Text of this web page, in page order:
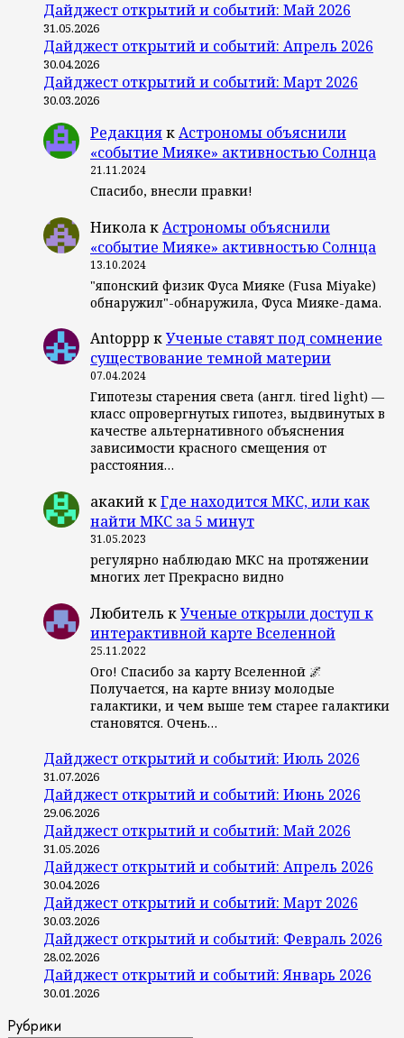
Дайджест открытий и событий: Май 2026
31.05.2026
Дайджест открытий и событий: Апрель 2026
30.04.2026
Дайджест открытий и событий: Март 2026
30.03.2026
РедакциякАстрономы объяснили
«событие Мияке» активностью Солнца
21.11.2024
Спасибо, внесли правки!
НиколакАстрономы объяснили
«событие Мияке» активностью Солнца
13.10.2024
"японский физик Фуса Мияке (Fusa Miyake)
обнаружил"-обнаружила, Фуса Мияке-дама.
Antoppp кУченые ставят под сомнение
существование темной материи
07.04.2024
Гипотезы старения света (англ. tired light) —
класс опровергнутых гипотез, выдвинутых в
качестве альтернативного объяснения
зависимости красного смещения от
расстояния…
акакийкГде находится МКС, или как
найти МКС за 5 минут
31.05.2023
регулярно наблюдаю МКС на протяжении
многих лет Прекрасно видно
Любитель кУченые открыли доступ к
интерактивной карте Вселенной
25.11.2022
Ого! Спасибо за карту Вселенной 🌌
Получается, на карте внизу молодые
галактики, и чем выше тем старее галактики
становятся. Очень…
Дайджест открытий и событий: Июль 2026
31.07.2026
Дайджест открытий и событий: Июнь 2026
29.06.2026
Дайджест открытий и событий: Май 2026
31.05.2026
Дайджест открытий и событий: Апрель 2026
30.04.2026
Дайджест открытий и событий: Март 2026
30.03.2026
Дайджест открытий и событий: Февраль 2026
28.02.2026
Дайджест открытий и событий: Январь 2026
30.01.2026
Рубрики